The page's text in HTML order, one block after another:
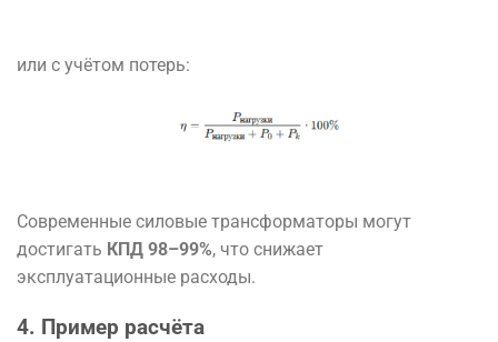
или с учётом потерь:
Современные силовые трансформаторы могут
достигать КПД 98–99%, что снижает
эксплуатационные расходы.
4. Пример расчёта